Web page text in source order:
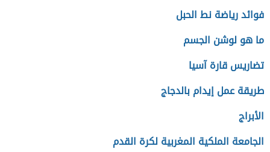
فوائد رياضة نط الحبل
ما هو لوشن الجسم
تضاريس قارة آسيا
طريقة عمل إيدام بالدجاج
الأبراج
الجامعة الملكية المغربية لكرة القدم